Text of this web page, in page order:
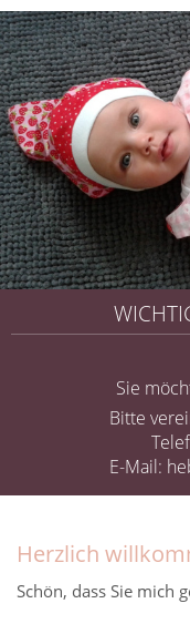
Sie
Bitte
E-Mail:
Herzlich
Schön, dass Sie mich